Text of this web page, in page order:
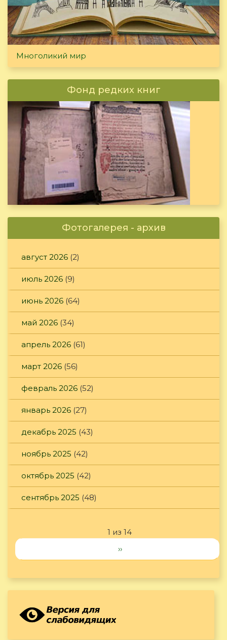
Многоликий мир
Фонд редких книг
Фотогалерея - архив
август 2026 (2)
июль 2026 (9)
июнь 2026 (64)
май 2026 (34)
апрель 2026 (61)
март 2026 (56)
февраль 2026 (52)
январь 2026 (27)
декабрь 2025 (43)
ноябрь 2025 (42)
октябрь 2025 (42)
сентябрь 2025 (48)
1 из 14
››